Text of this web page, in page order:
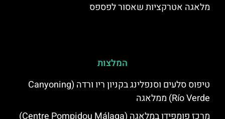
מלאגה אטרקציות שאסור לפספס
המלצות
טיפוס סלעים וסנפלינג בקניון ריו ורדה (Canyoning
Río Verde) ממלאגה